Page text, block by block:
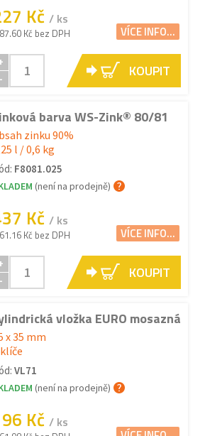
Kč / ks
Kč bez DPH VÍCE INFO...
-
KOUPIT
barva WS-Zink® 80/81
zinku 90%
l / 0,6 kg
F8081.025
(není na prodejně)
Kč / ks
Kč bez DPH VÍCE INFO...
-
KOUPIT
vložka EURO mosazná
x 35 mm
VL71
(není na prodejně)
Kč / ks